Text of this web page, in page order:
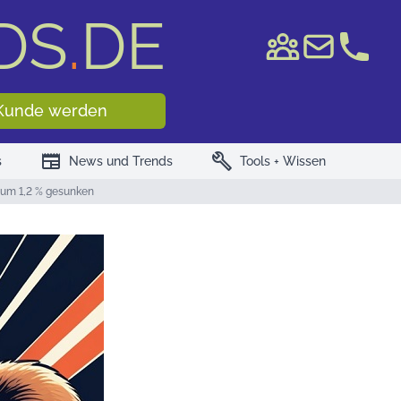
.DE
WKN/ISIN
werden
newspaper News und Trends build Tools + Wissen
1,2 % gesunken